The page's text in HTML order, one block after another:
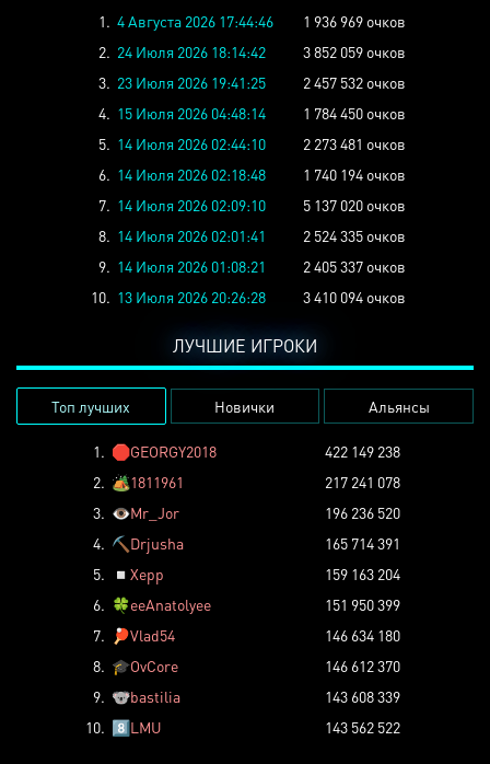
1. 4 Августа 2026 17:44:46
1 936 969 очков
2. 24 Июля 2026 18:14:42
3 852 059 очков
3. 23 Июля 2026 19:41:25
2 457 532 очков
4. 15 Июля 2026 04:48:14
1 784 450 очков
5. 14 Июля 2026 02:44:10
2 273 481 очков
6. 14 Июля 2026 02:18:48
1 740 194 очков
7. 14 Июля 2026 02:09:10
5 137 020 очков
8. 14 Июля 2026 02:01:41
2 524 335 очков
9. 14 Июля 2026 01:08:21
2 405 337 очков
10. 13 Июля 2026 20:26:28 3 410 094 очков
ЛУЧШИЕ ИГРОКИ
Топ лучших Новички Альянсы
1. 🛑GEORGY2018
422 149 238
2. 🏕️1811961
217 241 078
3. 👁️Mr_Jor
196 236 520
4. ⛏️ Drjusha
165 714 391
5.
◽ Xepp
159 163 204
6. 🍀eeAnatolyee
151 950 399
7.
🏓Vlad54
146 634 180
8. 🎓OvCore
146 612 370
9. 🐨bastilia
143 608 339
10. 8️⃣LMU 143 562 522